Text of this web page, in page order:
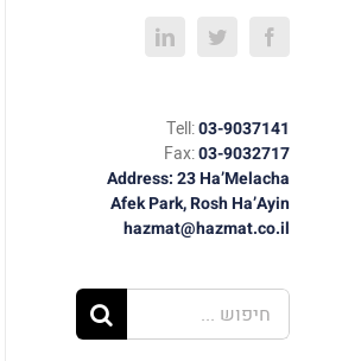
Facebook
Twitter
LinkedIn
Tell:03-9037141
Fax:03-9032717
Address: 23 Ha’Melacha
Afek Park, Rosh Ha’Ayin
hazmat@hazmat.co.il
חיפוש...